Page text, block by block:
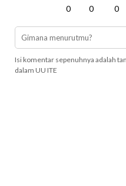
0 0 0
Isi komentar sepenuhnya adalah
dalam UU ITE